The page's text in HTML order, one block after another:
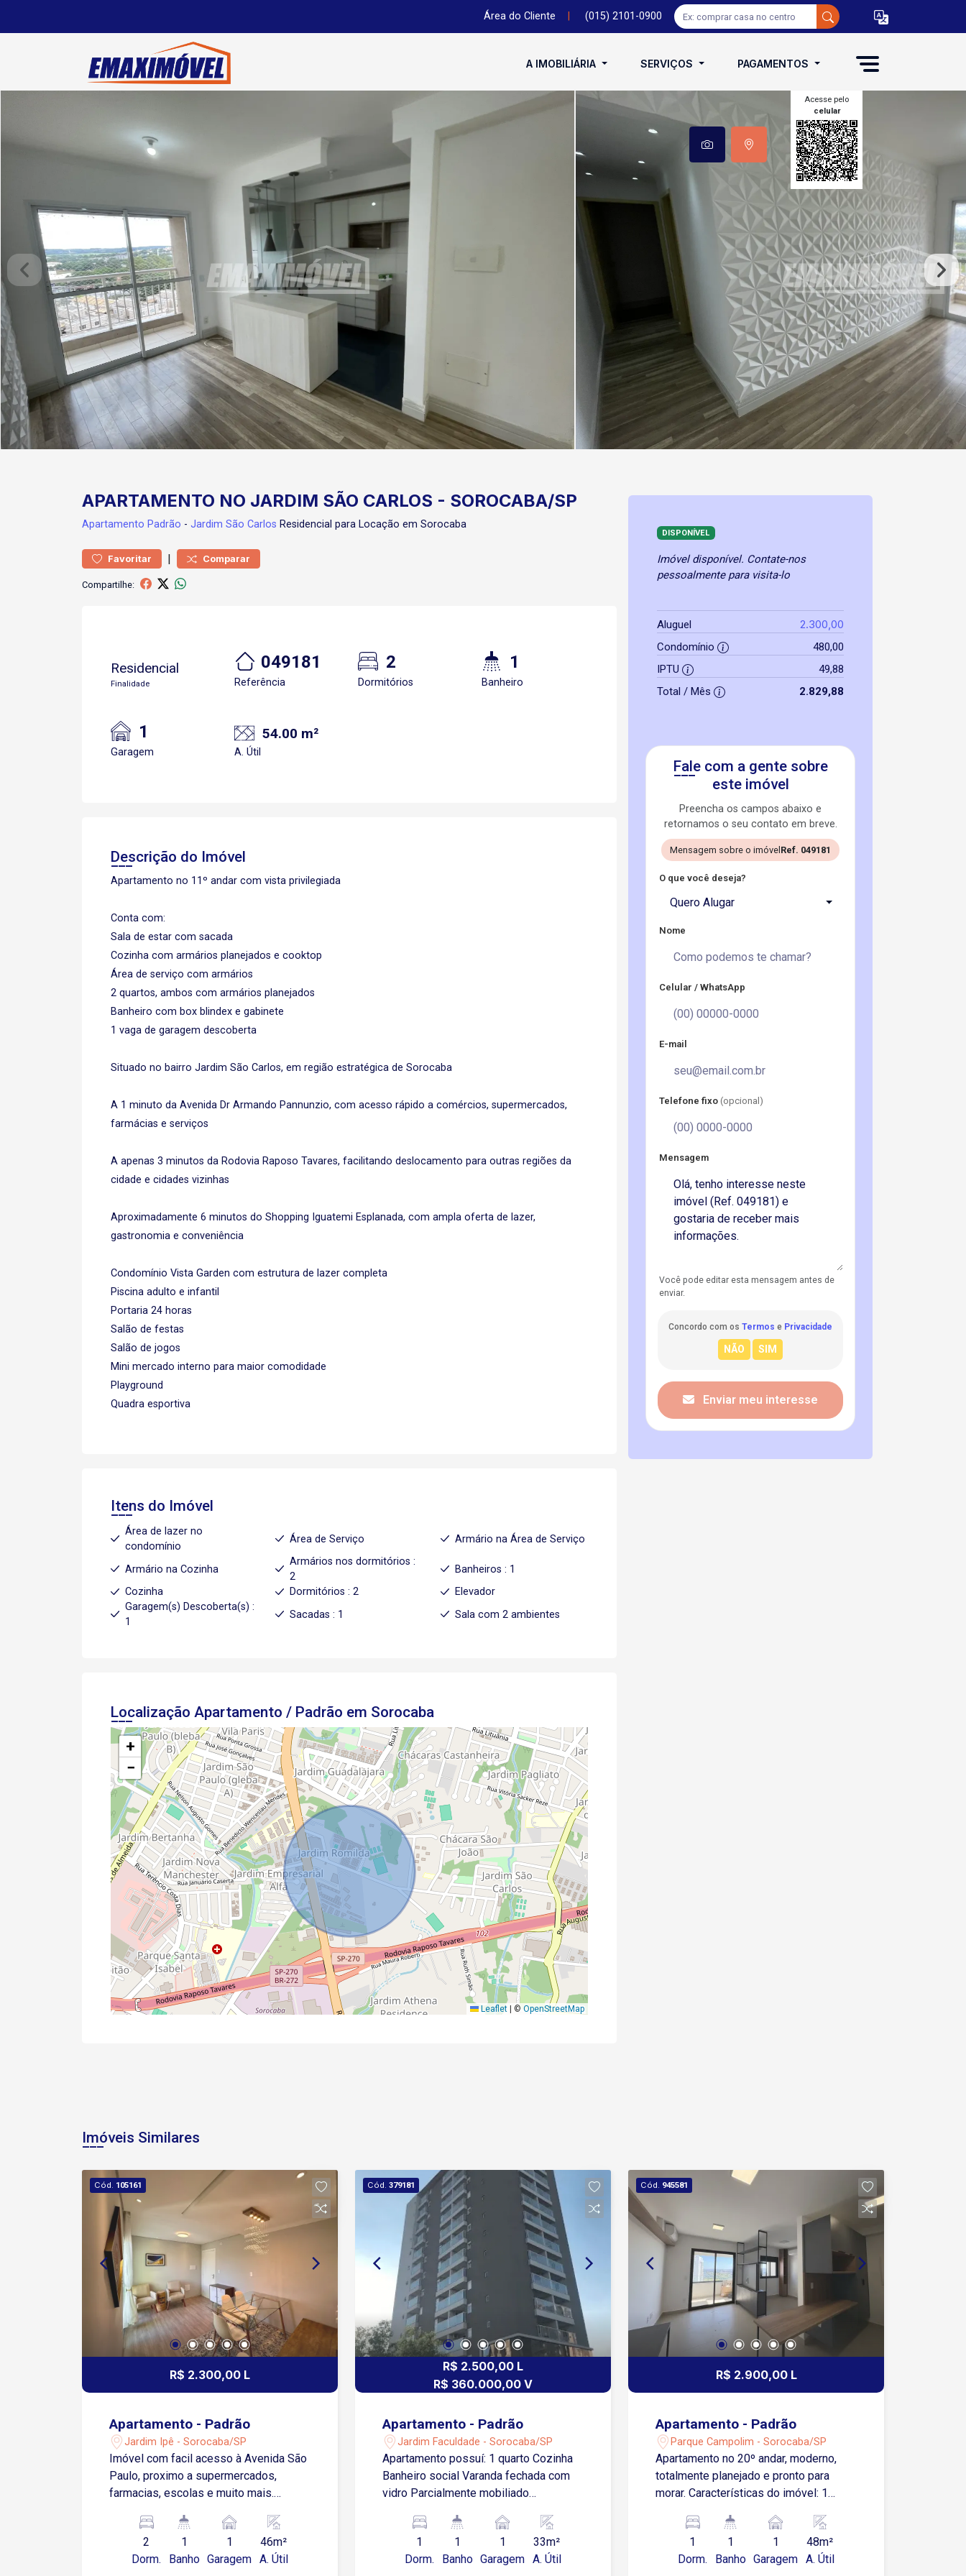
Área do Cliente (015) 2101-0900
A IMOBILIÁRIA SERVIÇOS PAGAMENTOS
Acesse pelo
celular
APARTAMENTO NO JARDIM SÃO CARLOS - SOROCABA/SP
Apartamento Padrão - Jardim São Carlos Residencial para Locação em Sorocaba
Favoritar | Comparar
Compartilhe:
Residencial
Finalidade
049181
Referência
2
Dormitórios
1
Banheiro
1
Garagem
54.00 m²
A. Útil
Descrição do Imóvel
Apartamento no 11º andar com vista privilegiada
Conta com:
Sala de estar com sacada
Cozinha com armários planejados e cooktop
Área de serviço com armários
2 quartos, ambos com armários planejados
Banheiro com box blindex e gabinete
1 vaga de garagem descoberta
Situado no bairro Jardim São Carlos, em região estratégica de Sorocaba
A 1 minuto da Avenida Dr Armando Pannunzio, com acesso rápido a comércios, supermercados,
farmácias e serviços
A apenas 3 minutos da Rodovia Raposo Tavares, facilitando deslocamento para outras regiões da
cidade e cidades vizinhas
Aproximadamente 6 minutos do Shopping Iguatemi Esplanada, com ampla oferta de lazer,
gastronomia e conveniência
Condomínio Vista Garden com estrutura de lazer completa
Piscina adulto e infantil
Portaria 24 horas
Salão de festas
Salão de jogos
Mini mercado interno para maior comodidade
Playground
Quadra esportiva
Itens do Imóvel
Área de lazer no
condomínio
Área de Serviço Armário na Área de Serviço
Armário na Cozinha
Armários nos dormitórios :
2
Banheiros : 1
Cozinha
Dormitórios : 2
Elevador
Garagem(s) Descoberta(s) :
1
Sacadas : 1 Sala com 2 ambientes
Localização Apartamento / Padrão em Sorocaba
+
−
Leaflet © OpenStreetMap
DISPONÍVEL
Imóvel disponível. Contate-nos
pessoalmente para visita-lo
Aluguel 2.300,00
Condomínio
480,00
IPTU
49,88
Total / Mês
2.829,88
Fale com a gente sobre
este imóvel
Preencha os campos abaixo e
retornamos o seu contato em breve.
Mensagem sobre o imóvel Ref. 049181
O que você deseja?
Quero Alugar
Nome
Celular / WhatsApp
E-mail
Telefone fixo (opcional)
Mensagem
Você pode editar esta mensagem antes de
enviar.
Concordo com os Termos e Privacidade
Enviar meu interesse
Imóveis Similares
Cód. 105161
R$ 2.300,00 L
Apartamento - Padrão
Jardim Ipê - Sorocaba/SP
Imóvel com facil acesso à Avenida São
Paulo, proximo a supermercados,
farmacias, escolas e muito mais.
requinte e aconchego; Sala 2 ambientes
(estar e jantar) Cozinha equipada com
armários e gabinete 2 dormitórios 01
2
Dorm.
1
Banho
1
Garagem
46m²
A. Útil
Cód. 379181
R$ 2.500,00 L
R$ 360.000,00 V
Apartamento - Padrão
Jardim Faculdade - Sorocaba/SP
Apartamento possuí: 1 quarto Cozinha
Banheiro social Varanda fechada com
vidro Parcialmente mobiliado
metros das Avenidas Barão de Tatuí e
Washington Luiz A 300 metros do
SESC A 4 minutos da Faculdade de
1
Dorm.
1
Banho
1
Garagem
33m²
A. Útil
Cód. 945581
R$ 2.900,00 L
Apartamento - Padrão
Parque Campolim - Sorocaba/SP
Apartamento no 20º andar, moderno,
totalmente planejado e pronto para
morar. Características do imóvel: 1
estar com ar condicionado Cozinha com
armários planejados Varanda gourmet
com churrasqueira e gabinete Banheiro
1
Dorm.
1
Banho
1
Garagem
48m²
A. Útil